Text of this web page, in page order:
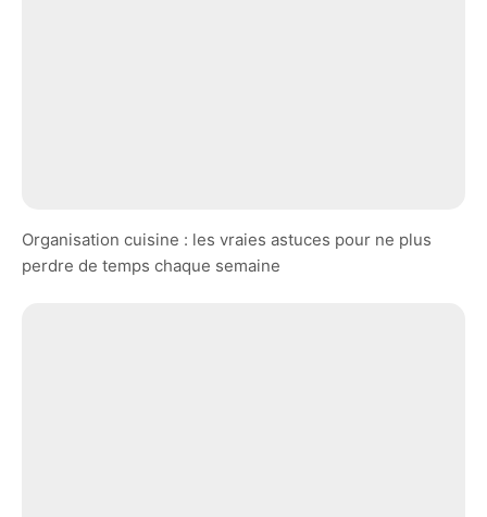
Organisation cuisine : les vraies astuces pour ne plus
perdre de temps chaque semaine